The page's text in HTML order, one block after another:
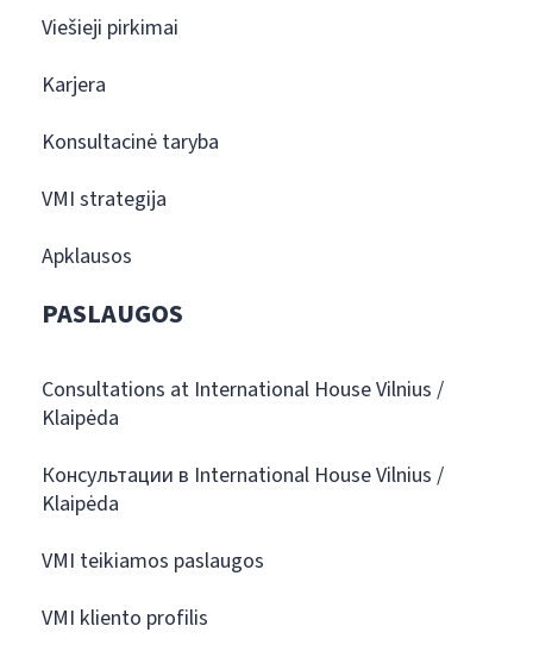
Viešieji pirkimai
Karjera
Konsultacinė taryba
VMI strategija
Apklausos
PASLAUGOS
Consultations at International House Vilnius /
Klaipėda
Консультации в International House Vilnius /
Klaipėda
VMI teikiamos paslaugos
VMI kliento profilis